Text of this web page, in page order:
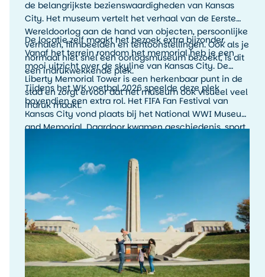
de belangrijkste bezienswaardigheden van Kansas
City. Het museum vertelt het verhaal van de Eerste
Wereldoorlog aan de hand van objecten, persoonlijke
verhalen, filmbeelden en tentoonstellingen. Ook als je
normaal niet snel een oorlogsmuseum bezoekt, is dit
een indrukwekkende plek.
De locatie zelf maakt het bezoek extra bijzonder.
Vanaf het terrein rondom het memorial heb je een
mooi uitzicht over de skyline van Kansas City. De
Liberty Memorial Tower is een herkenbaar punt in de
stad en zorgt ervoor dat het museum ook visueel veel
indruk maakt.
Tijdens het WK voetbal 2026 speelde deze plek
bovendien een extra rol. Het FIFA Fan Festival van
Kansas City vond plaats bij het National WWI Museum
and Memorial. Daardoor kwamen geschiedenis, sport